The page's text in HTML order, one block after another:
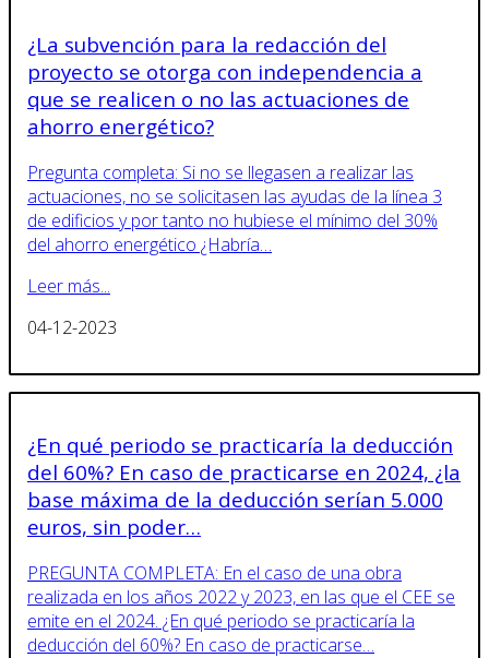
¿La subvención para la redacción del
proyecto se otorga con independencia a
que se realicen o no las actuaciones de
ahorro energético?
Pregunta completa: Si no se llegasen a realizar las
actuaciones, no se solicitasen las ayudas de la línea 3
de edificios y por tanto no hubiese el mínimo del 30%
del ahorro energético ¿Habría…
Leer más...
04-12-2023
¿En qué periodo se practicaría la deducción
del 60%? En caso de practicarse en 2024, ¿la
base máxima de la deducción serían 5.000
euros, sin poder…
PREGUNTA COMPLETA: En el caso de una obra
realizada en los años 2022 y 2023, en las que el CEE se
emite en el 2024. ¿En qué periodo se practicaría la
deducción del 60%? En caso de practicarse…